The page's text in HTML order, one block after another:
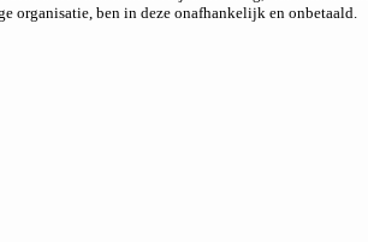
organisatie, ben in deze onafhankelijk en onbetaald.